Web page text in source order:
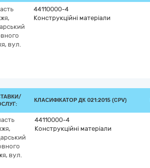
вул.
44110000-4
Конструкційні матеріали
КЛАСИФІКАТОР ДК 021:2015 (CPV)
вул.
44110000-4
Конструкційні матеріали